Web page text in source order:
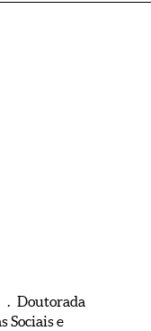
. Doutorada
Sociais e